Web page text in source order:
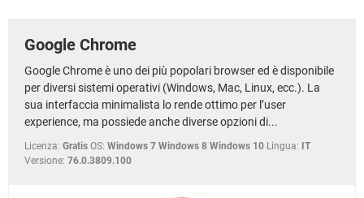
Google Chrome
Google Chrome è uno dei più popolari browser ed è disponibile
per diversi sistemi operativi (Windows, Mac, Linux, ecc.). La
sua interfaccia minimalista lo rende ottimo per l’user
experience, ma possiede anche diverse opzioni di...
Licenza: Gratis OS: Windows 7 Windows 8 Windows 10 Lingua: IT
Versione: 76.0.3809.100